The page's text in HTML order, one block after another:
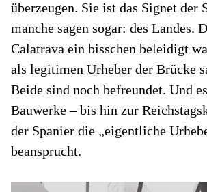
überzeugen. Sie ist das Signet der
manche sagen sogar: des Landes.
Calatrava ein bisschen beleidigt
als legitimen Urheber der Brücke
Beide sind noch befreundet. Und
Bauwerke – bis hin zur
der Spanier die „eigentliche
beansprucht.